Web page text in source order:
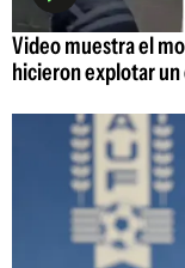
Video muestra el
hicieron explotar